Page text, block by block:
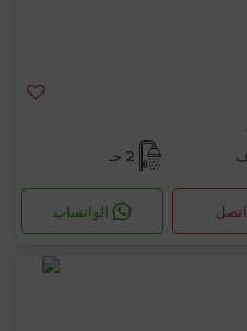
2 حـ
اتصل الواتساب